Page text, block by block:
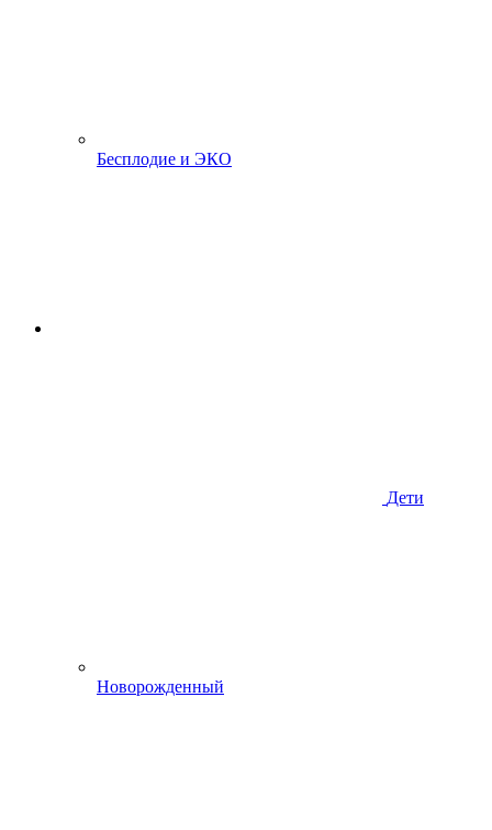
Бесплодие и ЭКО
Дети
Новорожденный